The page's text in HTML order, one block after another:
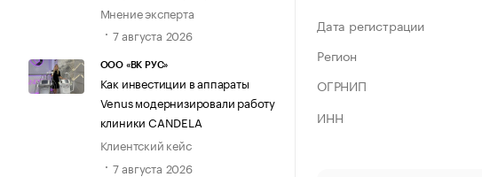
Мнение эксперта
7 августа 2026
ООО «ВК РУС»
Как инвестиции в аппараты
Venus модернизировали работу
клиники CANDELA
Клиентский кейс
7 августа 2026
Дата регистрации
Регион
ОГРНИП
ИНН